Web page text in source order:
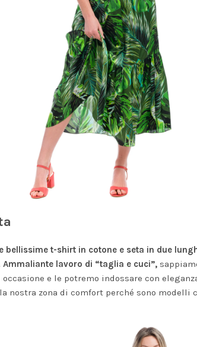
bellissime t-shirt in cotone e seta in due
Ammaliante lavoro di “taglia e cuci”,
e le potremo indossare con
nostra zona di comfort perché sono modelli